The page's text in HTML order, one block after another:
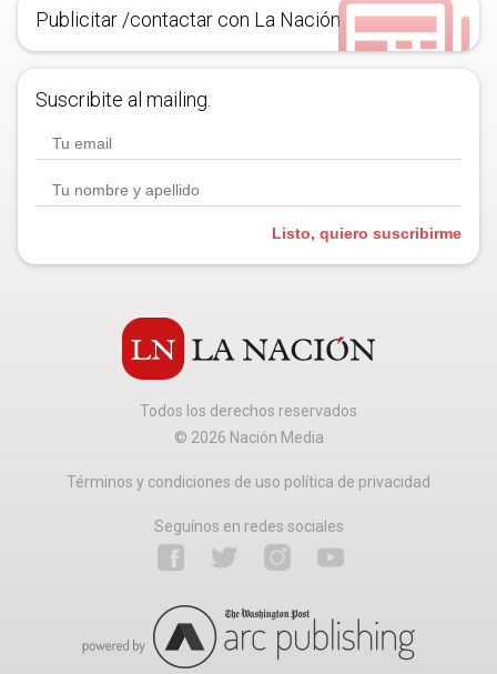
Publicitar /contactar con La Nación
Suscribite al mailing.
Listo, quiero suscribirme
Todos los derechos reservados
© 2026 Nación Media
Términos y condiciones de uso política de privacidad
Seguínos en redes sociales